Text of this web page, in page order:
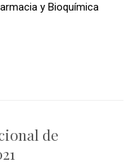
y Bioquímica
de